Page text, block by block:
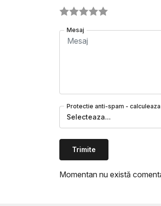
Mesaj
Protectie anti-spam - calculeaza
Selecteaza...
Trimite
Momentan nu există